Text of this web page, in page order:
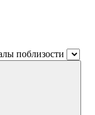
поблизости